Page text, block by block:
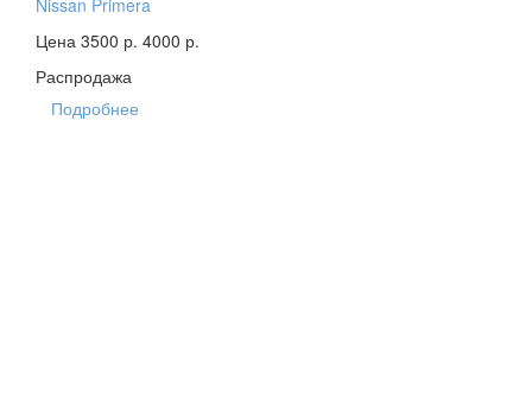
Nissan Primera
Цена 3500 р. 4000 р.
Распродажа
Подробнее